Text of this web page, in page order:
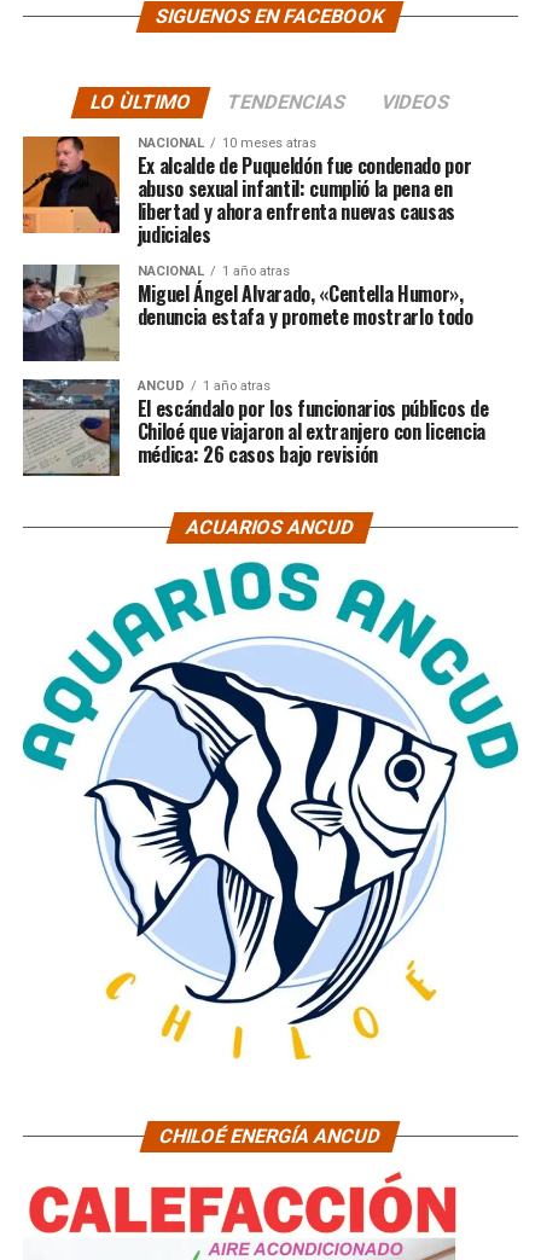
SIGUENOS EN FACEBOOK
LO ÙLTIMO TENDENCIAS VIDEOS
NACIONAL 10 meses atras
Ex alcalde de Puqueldón fue condenado por
abuso sexual infantil: cumplió la pena en
libertad y ahora enfrenta nuevas causas
judiciales
NACIONAL 1 año atras
Miguel Ángel Alvarado, «Centella Humor»,
denuncia estafa y promete mostrarlo todo
ANCUD 1 año atras
El escándalo por los funcionarios públicos de
Chiloé que viajaron al extranjero con licencia
médica: 26 casos bajo revisión
ACUARIOS ANCUD
CHILOÉ ENERGÍA ANCUD